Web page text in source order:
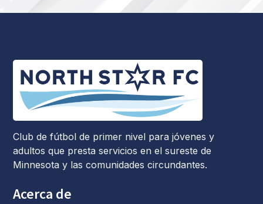
Club de fútbol de primer nivel para jóvenes y
adultos que presta servicios en el sureste de
Minnesota y las comunidades circundantes.
Acerca de